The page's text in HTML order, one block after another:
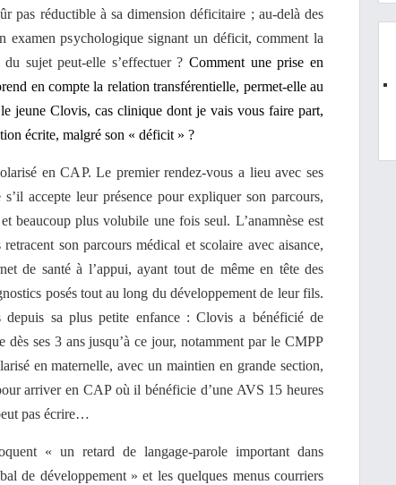
pas réductible à sa dimension déficitaire ; au-delà des
examen psychologique signant un déficit, comment la
du sujet peut-elle s’effectuer ?Comment une prise en
en compte la relation transférentielle, permet-elle au
jeune Clovis, cas clinique dont je vais vous faire part,
écrite, malgré son « déficit » ?
en CAP. Le premier rendez-vous a lieu avec ses
accepte leur présence pour expliquer son parcours,
beaucoup plus volubile une fois seul. L’anamnèse est
son parcours médical et scolaire avec aisance,
de santé à l’appui, ayant tout de même en tête des
posés tout au long du développement de leur fils.
sa plus petite enfance : Clovis a bénéficié de
dès ses 3 ans jusqu’à ce jour, notamment par le CMPP
en maternelle, avec un maintien en grande section,
arriver en CAP où il bénéficie d’une AVS 15 heures
pas écrire…
« un retard de langage-parole important dans
de développement » et les quelques menus courriers